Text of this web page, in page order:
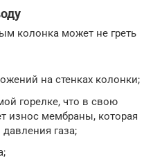
колонка может не греть
на стенках колонки;
горелке, что в свою
износ мембраны, которая
газа;